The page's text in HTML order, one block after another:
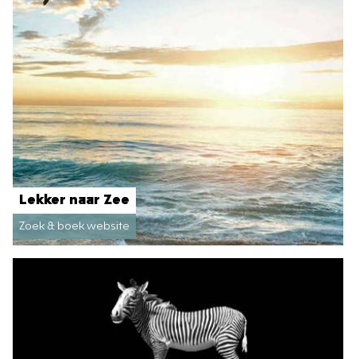
Lekker naar Zee
Zoek & boek website